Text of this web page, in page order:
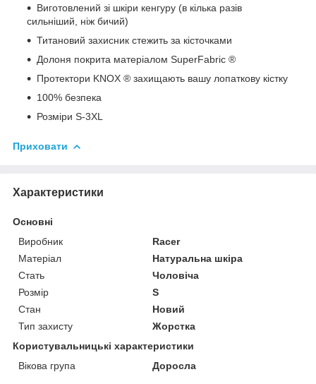
Виготовлений зі шкіри кенгуру (в кілька разів
сильніший, ніж бичий)
Титановий захисник стежить за кісточками
Долоня покрита матеріалом SuperFabric ®
Протектори KNOX ® захищають вашу лопаткову кістку
100% безпека
Розміри S-3XL
Приховати
Характеристики
Основні
Виробник
Racer
Матеріал
Натуральна шкіра
Стать
Чоловіча
Розмір
S
Стан
Новий
Тип захисту
Жорстка
Користувальницькі характеристики
Вікова група
Доросла